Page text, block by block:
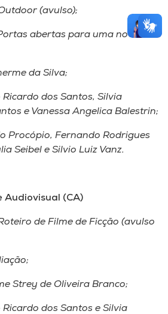
(avulso);
abertas para uma nova
da Silva;
dos Santos, Silvia
e Vanessa Angelica Balestrin;
Procópio, Fernando Rodrigues
Seibel e Silvio Luiz Vanz.
Audiovisual (CA)
de Filme de Ficção (avulso
Strey de Oliveira Branco;
dos Santos e Silvia